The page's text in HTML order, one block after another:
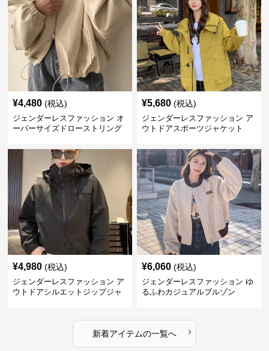
¥4,480 (税込)
ジェンダーレスファッション オ
ーバーサイズドローストリング
¥5,680 (税込)
ジェンダーレスファッション ア
ウトドアスポーツジャケット
¥4,980 (税込)
ジェンダーレスファッション ア
ウトドアシルエットジップジャ
¥6,060 (税込)
ジェンダーレスファッション ゆ
るふわカジュアルブルゾン
新着アイテムの一覧へ ›